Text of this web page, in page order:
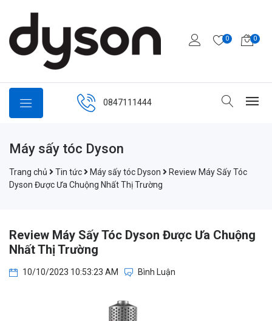
0 0
0847111444
Máy sấy tóc Dyson
Trang chủ Tin tức Máy sấy tóc Dyson
Review Máy Sấy Tóc
Dyson Được Ưa Chuộng Nhất Thị Trường
Review Máy Sấy Tóc Dyson Được Ưa Chuộng
Nhất Thị Trường
10/10/2023 10:53:23 AM Bình Luận